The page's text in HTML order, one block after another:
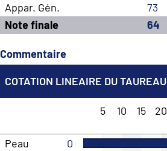
Appar. Gén.
73
Note finale
64
Commentaire
COTATION LINEAIRE DU TAUREAU
5 10 15 20
Peau
0